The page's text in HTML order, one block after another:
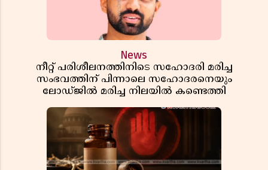
News
നീറ്റ് പരിശീലനത്തിനിടെ സഹോദരി മരിച്ച
സംഭവത്തിന് പിന്നാലെ സഹോദരനെയും
ലോഡ്ജിൽ മരിച്ച നിലയിൽ കണ്ടെത്തി